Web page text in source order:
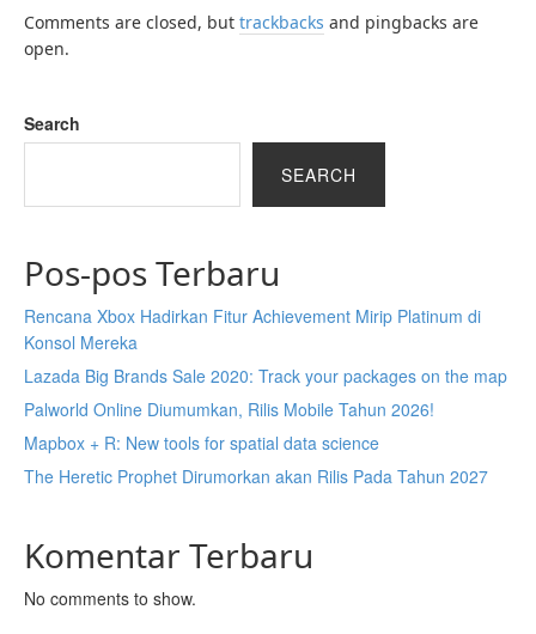
Comments are closed, but trackbacks and pingbacks are
open.
Search
SEARCH
Pos-pos Terbaru
Rencana Xbox Hadirkan Fitur Achievement Mirip Platinum di
Konsol Mereka
Lazada Big Brands Sale 2020: Track your packages on the map
Palworld Online Diumumkan, Rilis Mobile Tahun 2026!
Mapbox + R: New tools for spatial data science
The Heretic Prophet Dirumorkan akan Rilis Pada Tahun 2027
Komentar Terbaru
No comments to show.